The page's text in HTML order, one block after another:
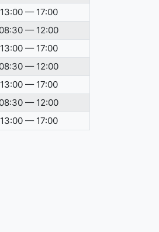
13:00 — 17:00
08:30 — 12:00
13:00 — 17:00
08:30 — 12:00
13:00 — 17:00
08:30 — 12:00
13:00 — 17:00